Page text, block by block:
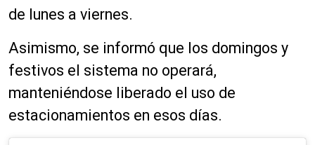
de lunes a viernes.
Asimismo, se informó que los domingos y
festivos el sistema no operará,
manteniéndose liberado el uso de
estacionamientos en esos días.